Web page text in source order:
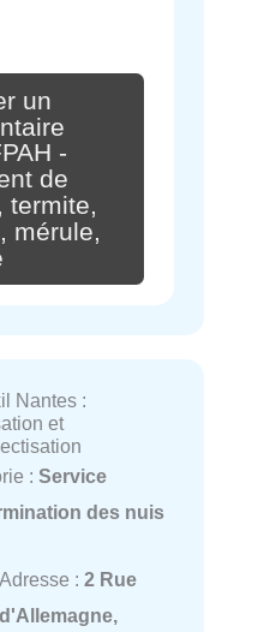
un
-
de
termite,
mérule,
Nantes :
et
: Service
des nuis
Adresse : 2 Rue
d'Allemagne,